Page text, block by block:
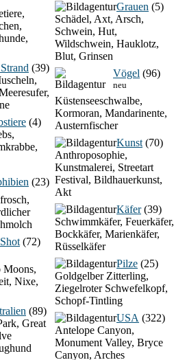
(39)
(4)
(23)
(72)
Moons,
Nixe,
(89)
Great
Grauen (5)
Schädel, Axt, Arsch,
Schwein, Hut,
Wildschwein, Hauklotz,
Blut, Grinsen
Vögel (96)
neu
Küstenseeschwalbe,
Kormoran, Mandarinente,
Austernfischer
Kunst (70)
Anthroposophie,
Kunstmalerei, Streetart
Festival, Bildhauerkunst,
Akt
Käfer(39)
Schwimmkäfer, Feuerkäfer,
Bockkäfer, Marienkäfer,
Rüsselkäfer
Pilze (25)
Goldgelber Zitterling,
Ziegelroter Schwefelkopf,
Schopf-Tintling
USA (322)
Antelope Canyon,
Monument Valley, Bryce
Canyon, Arches